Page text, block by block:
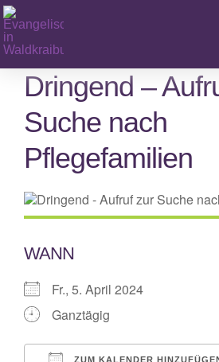
Zum
Inhalt
springen
Dringend –
Suche nach
Pflegefamilien
WANN
Fr., 5. April 2024
Ganztägig
ZUM KALENDER